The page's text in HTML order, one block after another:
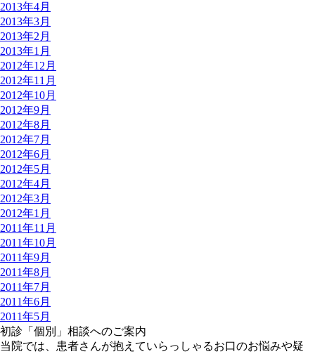
2013年4月
2013年3月
2013年2月
2013年1月
2012年12月
2012年11月
2012年10月
2012年9月
2012年8月
2012年7月
2012年6月
2012年5月
2012年4月
2012年3月
2012年1月
2011年11月
2011年10月
2011年9月
2011年8月
2011年7月
2011年6月
2011年5月
初診「個別」相談へのご案内
当院では、患者さんが抱えていらっしゃるお口のお悩みや疑